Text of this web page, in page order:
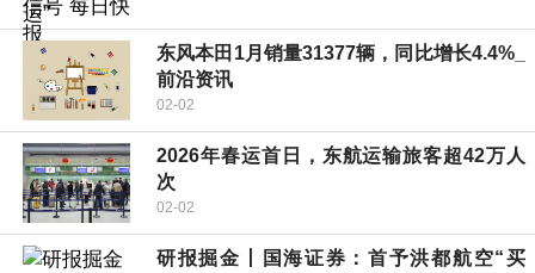
东风本田1月销量31377辆，同比增长4.4%_
前沿资讯
02-02
2026年春运首日，东航运输旅客超42万人
次
02-02
研报掘金丨国海证券：首予洪都航空“买